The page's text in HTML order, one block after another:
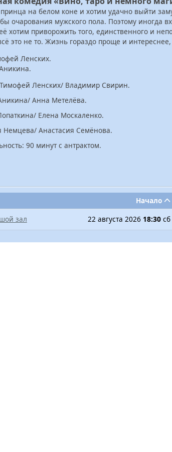
на белом коне и хотим удачно выйти
очарования мужского пола. Поэтому иногда
хотим приворожить того, единственного и
это не то. Жизнь гораздо проще и
Ленских.
Ленских/ Владимир Свирин.
Анна Метелёва.
Елена Москаленко.
Немцева/ Анастасия Семёнова.
90 минут с антрактом.
Начало
зал 22 августа 2026 18:30 сб